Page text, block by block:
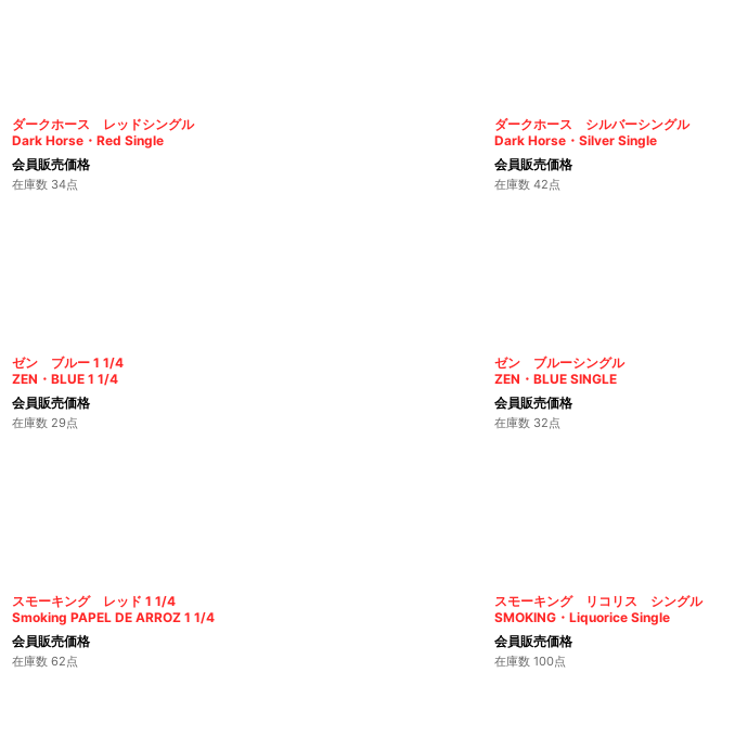
ダークホース レッドシングル
Dark Horse・Red Single
会員販売価格
在庫数 34点
ダークホース シルバーシングル
Dark Horse・Silver Single
会員販売価格
在庫数 42点
ゼン ブルー 1 1/4
ZEN・BLUE 1 1/4
会員販売価格
在庫数 29点
ゼン ブルーシングル
ZEN・BLUE SINGLE
会員販売価格
在庫数 32点
スモーキング レッド 1 1/4
Smoking PAPEL DE ARROZ 1 1/4
会員販売価格
在庫数 62点
スモーキング リコリス シングル
SMOKING・Liquorice Single
会員販売価格
在庫数 100点